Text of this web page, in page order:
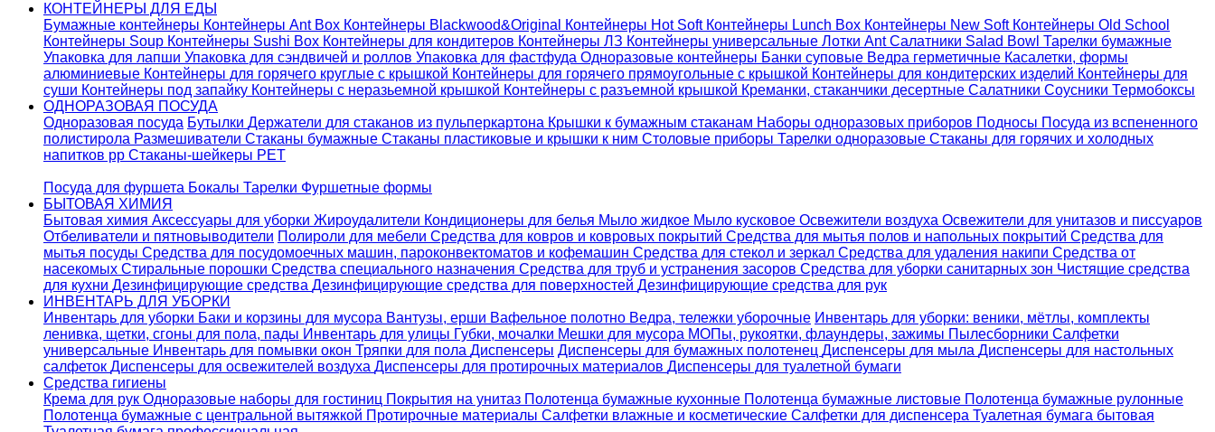
КОНТЕЙНЕРЫ ДЛЯ ЕДЫ
Бумажные контейнеры Контейнеры Ant Box Контейнеры Blackwood&Original Контейнеры Hot Soft Контейнеры Lunch Box Контейнеры New Soft Контейнеры Old School
Контейнеры Soup Контейнеры Sushi Box Контейнеры для кондитеров Контейнеры ЛЗ Контейнеры универсальные Лотки AntСалатники Salad Bowl Тарелки бумажные
Упаковка для лапши Упаковка для сэндвичей и роллов Упаковка для фастфуда Одноразовые контейнеры Банки суповые Ведра герметичные Касалетки, формы
алюминиевые Контейнеры для горячего круглые с крышкой Контейнеры для горячего прямоугольные с крышкой Контейнеры для кондитерских изделий Контейнеры для
суши Контейнеры под запайку Контейнеры с неразьемной крышкой Контейнеры с разъемной крышкой Креманки, стаканчики десертные Салатники Соусники Термобоксы
ОДНОРАЗОВАЯ ПОСУДА
Одноразовая посуда Бутылки Держатели для стаканов из пульперкартона Крышки к бумажным стаканам Наборы одноразовых приборов Подносы Посуда из вспененного
полистирола Размешиватели Стаканы бумажные Стаканы пластиковые и крышки к ним Столовые приборы Тарелки одноразовые Стаканы для горячих и холодных
напитков pp Стаканы-шейкеры PET
Посуда для фуршета Бокалы Тарелки Фуршетные формы
БЫТОВАЯ ХИМИЯ
Бытовая химия Аксессуары для уборки Жироудалители Кондиционеры для белья Мыло жидкое Мыло кусковое Освежители воздуха Освежители для унитазов и писсуаров
Отбеливатели и пятновыводители Полироли для мебели Средства для ковров и ковровых покрытий Средства для мытья полов и напольных покрытий Средства для
мытья посуды Средства для посудомоечных машин, пароконвектоматов и кофемашин Средства для стекол и зеркал Средства для удаления накипи Средства от
насекомых Стиральные порошки Cредства специального назначения Средства для труб и устранения засоров Средства для уборки санитарных зон Чистящие средства
для кухни Дезинфицирующие средства Дезинфицирующие средства для поверхностей Дезинфицирующие средства для рук
ИНВЕНТАРЬ ДЛЯ УБОРКИ
Инвентарь для уборки Баки и корзины для мусора Вантузы, ерши Вафельное полотно Ведра, тележки уборочные Инвентарь для уборки: веники, мётлы, комплекты
ленивка, щетки, сгоны для пола, пады Инвентарь для улицы Губки, мочалки Мешки для мусора МОПы, рукоятки, флаундеры, зажимы Пылесборники Салфетки
универсальные Инвентарь для помывки окон Тряпки для пола Диспенсеры Диспенсеры для бумажных полотенец Диспенсеры для мыла Диспенсеры для настольных
салфеток Диспенсеры для освежителей воздуха Диспенсеры для протирочных материалов Диспенсеры для туалетной бумаги
Средства гигиены
Крема для рук Одноразовые наборы для гостиниц Покрытия на унитаз Полотенца бумажные кухонные Полотенца бумажные листовые Полотенца бумажные рулонные
Полотенца бумажные с центральной вытяжкой Протирочные материалы Салфетки влажные и косметические Салфетки для диспенсера Туалетная бумага бытовая